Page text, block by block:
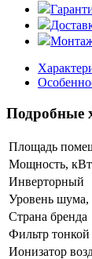
Подробные
Площадь
Мощность, кВт
Инверторный
Уровень шума,
Страна бренда
Фильтр тонкой
Ионизатор